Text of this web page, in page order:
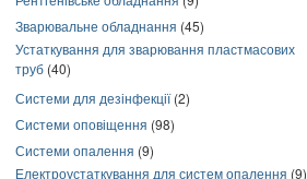
Зварювальне обладнання (45)
Устаткування для зварювання пластмасових
труб (40)
Системи для дезінфекції(2)
Системи оповіщення (98)
Системи опалення (9)
Електроустаткування для систем опалення (9)